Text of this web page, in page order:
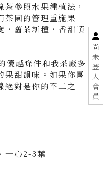
尚
未
登
入
會
員
參照水果種植法，
茶園的管理重施果
，舊茶新種，香甜順
優越條件和我茶廠多
果甜韻味。如果你喜
絕對是你的不二之
一心2-3葉